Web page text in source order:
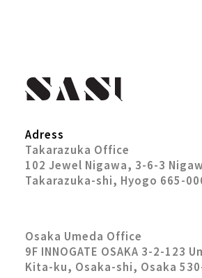
Adress
Takarazuka Office
102 Jewel Nigawa, 3-6-3
Takarazuka-shi, Hyogo 665-
Osaka Umeda Office
9F INNOGATE OSAKA 3-2-123
Kita-ku, Osaka-shi, Osaka